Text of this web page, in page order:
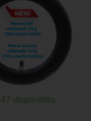
disponibles